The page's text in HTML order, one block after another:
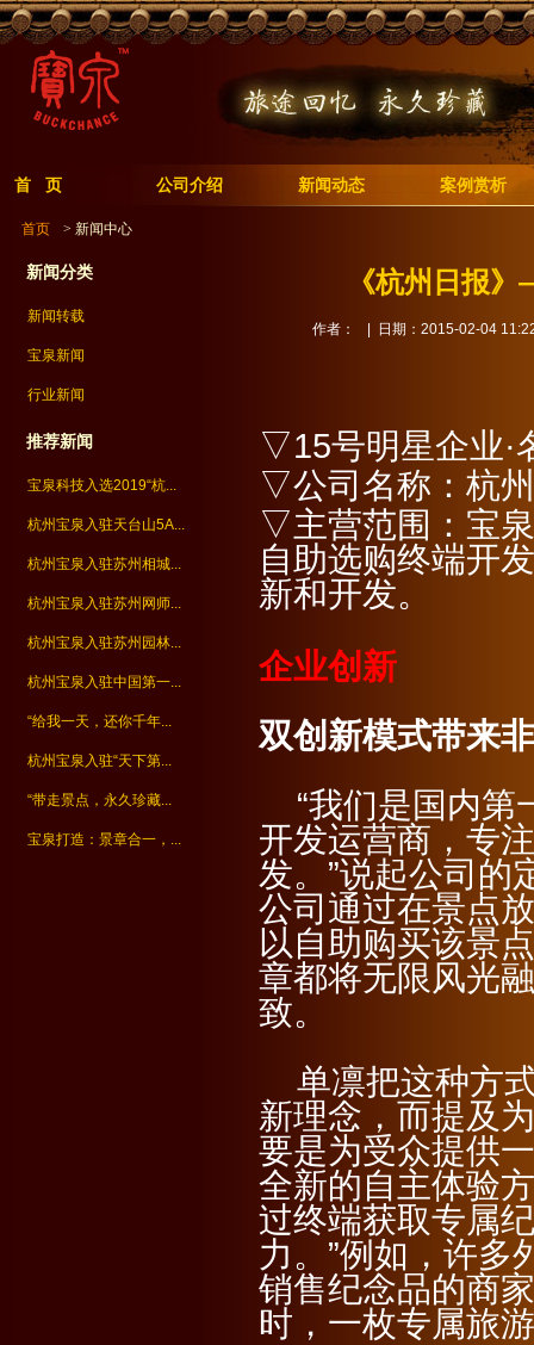
首 页 公司介绍 新闻动态 案例赏析
首页 > 新闻中心
新闻分类
新闻转载
宝泉新闻
行业新闻
推荐新闻
宝泉科技入选2019“杭...
杭州宝泉入驻天台山5A...
杭州宝泉入驻苏州相城...
杭州宝泉入驻苏州网师...
杭州宝泉入驻苏州园林...
杭州宝泉入驻中国第一...
“给我一天，还你千年...
杭州宝泉入驻“天下第...
“带走景点，永久珍藏...
宝泉打造：景章合一，...
《杭州日报
作者： | 日期：2015-02-04
▽15号明星企业·
▽公司名称：杭
▽主营范围：宝
自助选购终端开
新和开发。
企业创新
双创新模式带来
“我们是国内第
开发运营商，专
发。”说起公司的
公司通过在景点
以自助购买该景
章都将无限风光
致。
单凛把这种方式
新理念，而提及
要是为受众提供
全新的自主体验
过终端获取专属
力。”例如，许多
销售纪念品的商
时，一枚专属旅